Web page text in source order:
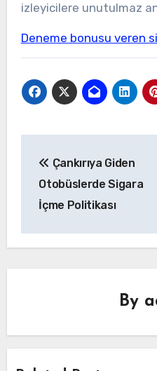
izleyicilere unutulmaz
Deneme bonusu veren
gezinmesi
Çankırıya Giden
Otobüslerde Sigara
İçme Politikası
By